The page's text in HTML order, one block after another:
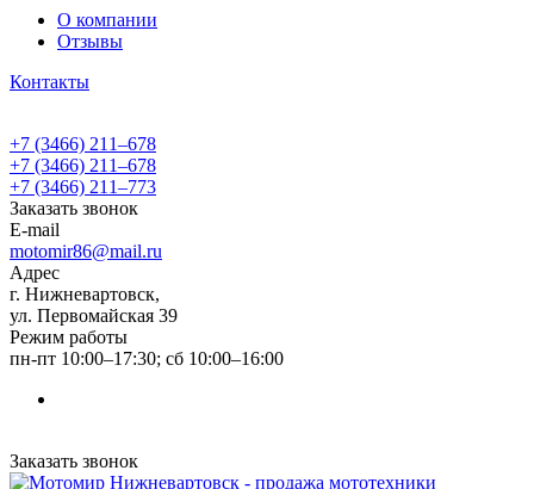
О компании
Отзывы
Контакты
+7 (3466) 211‒678
+7 (3466) 211‒678
+7 (3466) 211‒773
Заказать звонок
E-mail
motomir86@mail.ru
Адрес
г. Нижневартовск,
ул. Первомайская 39
Режим работы
пн-пт 10:00–17:30; сб 10:00–16:00
Заказать звонок